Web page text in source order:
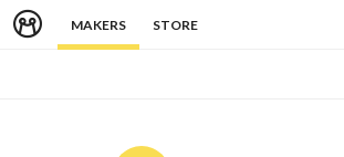
MAKERS STORE